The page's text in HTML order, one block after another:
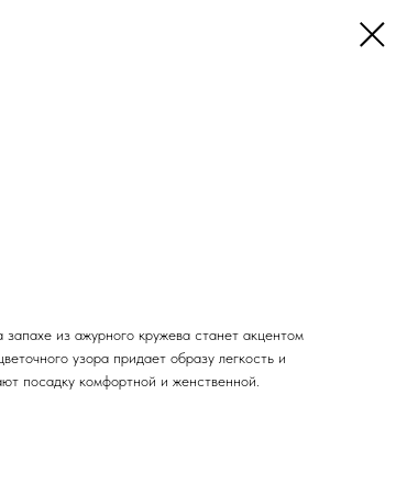
из ажурного кружева станет акцентом
узора придает образу легкость и
посадку комфортной и женственной.